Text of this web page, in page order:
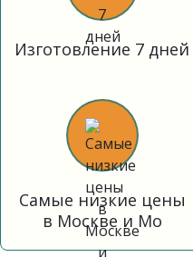
Изготовление 7 дней
Самые низкие цены
в Москве и Мо